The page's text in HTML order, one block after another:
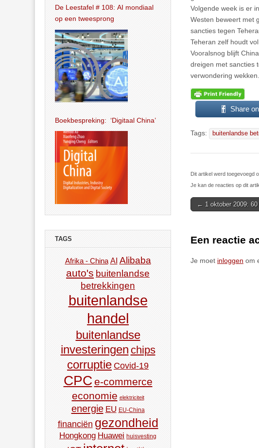
Volgende week is er
Westen beweert met
sancties tegen
Teheran zelf houdt
Vooralsnog blijft
dreigen met sancties
verwondering wekken.
Share
Tags: buitenlandse
Dit artikel werd toegevoegd
Je kan de reacties op dit
Post
← 1 oktober 2009: 60
Een reactie
Je moet inloggen om
De Leestafel # 108: AI mondiaal
op een tweesprong
Boekbespreking: ‘Digitaal China’
TAGS
Afrika - China AI Alibaba
auto's buitenlandse
betrekkingen
buitenlandse
handel
buitenlandse
investeringen chips
corruptie Covid-19
CPC e-commerce
economie elektriciteit
energie EU EU-China
financiën gezondheid
Hongkong Huawei huisvesting